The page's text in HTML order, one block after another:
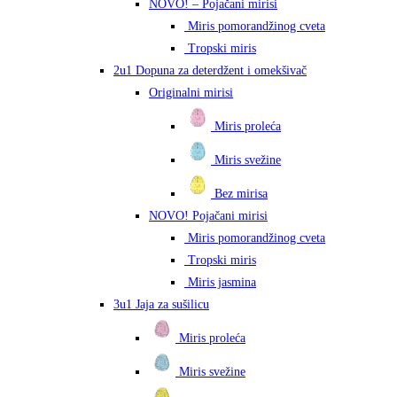
NOVO! – Pojačani mirisi
Miris pomorandžinog cveta
Tropski miris
2u1 Dopuna za deterdžent i omekšivač
Originalni mirisi
Miris proleća
Miris svežine
Bez mirisa
NOVO! Pojačani mirisi
Miris pomorandžinog cveta
Tropski miris
Miris jasmina
3u1 Jaja za sušilicu
Miris proleća
Miris svežine